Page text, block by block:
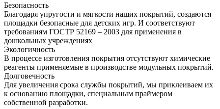
Безопасность
Благодаря упругости и мягкости наших покрытий, создаются
площадки безопасные для детских игр. И соответствуют
требованиям ГОСТР 52169 – 2003 для применения в
дошкольных учреждениях
Экологичность
В процессе изготовления покрытия отсутствуют химические
реагенты применяемые в производстве модульных покрытий.
Долговечность
Для увеличения срока службы покрытий, мы приклеиваем их
к основанию площадки, специальным праймером
собственной разработки.